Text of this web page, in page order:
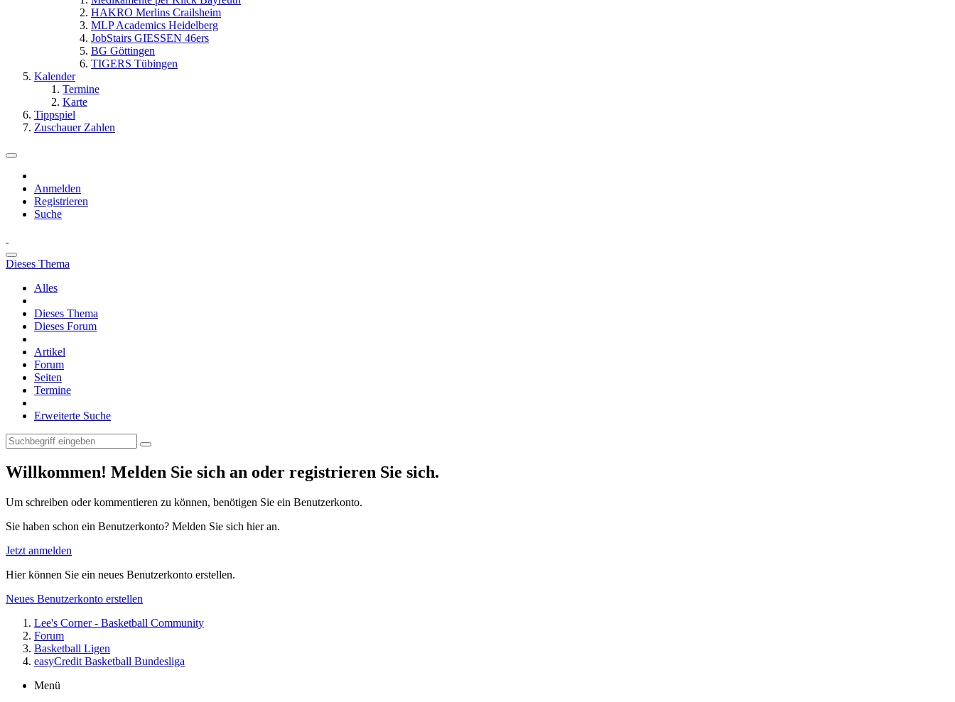
HAKRO Merlins Crailsheim
MLP Academics Heidelberg
JobStairs GIESSEN 46ers
BG Göttingen
TIGERS Tübingen
Kalender
Termine
Karte
Tippspiel
Zuschauer Zahlen
Anmelden
Registrieren
Suche
Dieses Thema
Alles
Dieses Thema
Dieses Forum
Artikel
Forum
Seiten
Termine
Erweiterte Suche
Willkommen! Melden Sie sich an oder registrieren Sie sich.
Um schreiben oder kommentieren zu können, benötigen Sie ein Benutzerkonto.
Sie haben schon ein Benutzerkonto? Melden Sie sich hier an.
Jetzt anmelden
Hier können Sie ein neues Benutzerkonto erstellen.
Neues Benutzerkonto erstellen
Lee's Corner - Basketball Community
Forum
Basketball Ligen
easyCredit Basketball Bundesliga
Menü